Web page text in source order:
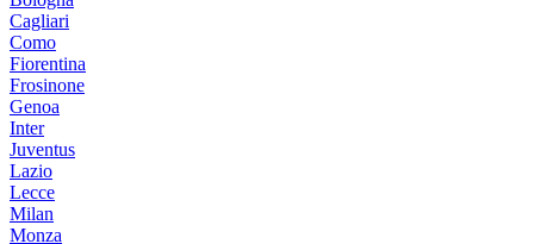
Cagliari
Como
Fiorentina
Frosinone
Genoa
Inter
Juventus
Lazio
Lecce
Milan
Monza